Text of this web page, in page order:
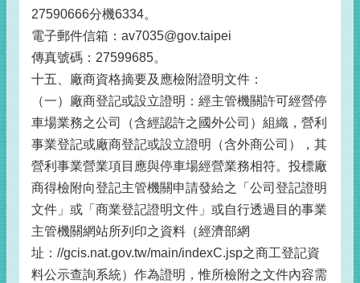
27590666分機6334。
電子郵件信箱：av7035@gov.taipei
傳真號碼：27599685。
十五、廠商資格摘要及應檢附證明文件：
（一）廠商登記或設立證明：經主管機關許可經營停
車場業務之公司（含經認許之國外公司）組織，營利
事業登記或廠商登記或設立證明（含外商公司），其
營利事業營業項目應與停車場經營業務相符。投標廠
商得檢附向登記主管機關申請發給之「公司登記證明
文件」或「商業登記證明文件」或自行透過目的事業
主管機關網站所列印之資料（經濟部網
址：//gcis.nat.gov.tw/main/indexC.jsp之商工登記資
料公示查詢系統）作為證明，惟所檢附之文件內容需